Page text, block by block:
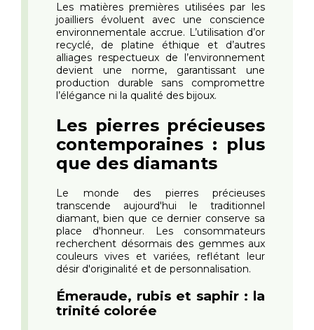
Les matières premières utilisées par les
joailliers évoluent avec une conscience
environnementale accrue. L’utilisation d’or
recyclé, de platine éthique et d’autres
alliages respectueux de l’environnement
devient une norme, garantissant une
production durable sans compromettre
l’élégance ni la qualité des bijoux.
Les pierres précieuses
contemporaines : plus
que des diamants
Le monde des pierres précieuses
transcende aujourd'hui le traditionnel
diamant, bien que ce dernier conserve sa
place d'honneur. Les consommateurs
recherchent désormais des gemmes aux
couleurs vives et variées, reflétant leur
désir d'originalité et de personnalisation.
Émeraude, rubis et saphir : la
trinité colorée